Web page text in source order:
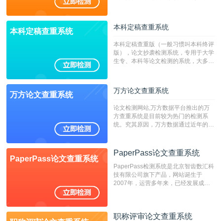
本科定稿查重系统 本科定稿查重系统
本科定稿查重版（一般习惯叫本科终评
版），论文抄袭检测系统，专用于大学
生专、本科等论文检测的系统，大多数
万方论文查重系统 万方论文查重系统
论文检测网站,万方数据平台推出的万
方查重系统是目前较为热门的检测系
统。究其原因，万方数据通过近年的发
检测系统，其真实性和权威性无可厚
非。其次，相对于知网而言，万方检测
费用少，上手容易，是学生初次论文查
重的推荐系统。
PaperPass论文查重系统
PaperPass论文查重系统
PaperPass检测系统是北京智齿数汇科
技有限公司旗下产品，网站诞生于
2007年，运营多年来，已经发展成为
检测速度快、精度高，市场反映良好。
职称评审论文查重系统